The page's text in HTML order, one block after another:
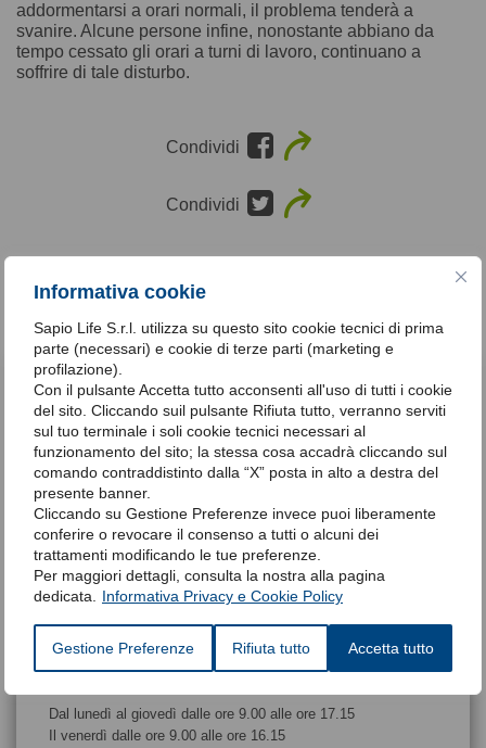
Informativa cookie
Sapio Life S.r.l. utilizza su questo sito cookie tecnici di prima
parte (necessari) e cookie di terze parti (marketing e
profilazione).
Con il pulsante Accetta tutto acconsenti all'uso di tutti i cookie
del sito. Cliccando suil pulsante Rifiuta tutto, verranno serviti
sul tuo terminale i soli cookie tecnici necessari al
funzionamento del sito; la stessa cosa accadrà cliccando sul
comando contraddistinto dalla “X” posta in alto a destra del
presente banner.
Cliccando su Gestione Preferenze invece puoi liberamente
conferire o revocare il consenso a tutti o alcuni dei
trattamenti modificando le tue preferenze.
Per maggiori dettagli, consulta la nostra alla pagina
dedicata.
Informativa Privacy e Cookie Policy
Gestione Preferenze Rifiuta tutto Accetta tutto
addormentarsi a orari normali, il problema tenderà a
svanire. Alcune persone infine, nonostante abbiano da
tempo cessato gli orari a turni di lavoro, continuano a
soffrire di tale disturbo.
Condividi
Condividi
TAG | disturbi del sonno,adulti,
Chiamaci per fissare un
appuntamento
Richiedi la polisonnografia a domicilio,
fissa l’appuntamento
Dal lunedì al giovedì dalle ore 9.00 alle ore 17.15
Il venerdì dalle ore 9.00 alle ore 16.15